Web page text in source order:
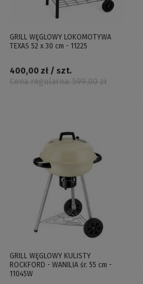
GRILL WĘGLOWY LOKOMOTYWA
TEXAS 52 x 30 cm - 11225
Cena regularna:599,00 zł
400,00 zł / szt.
GRILL WĘGLOWY KULISTY
ROCKFORD - WANILIA śr. 55 cm -
11045W